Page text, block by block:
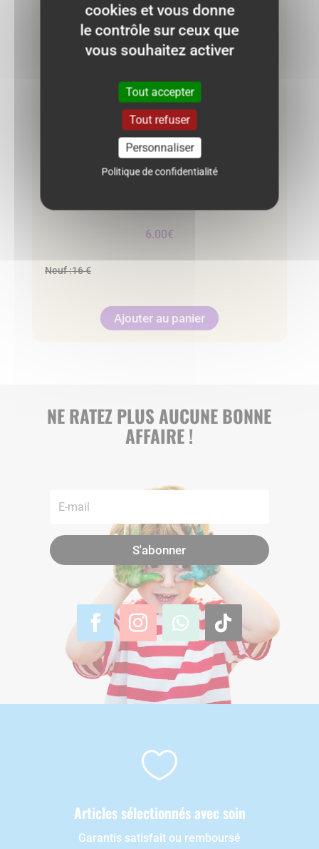
6.00€
Neuf :16 €
Ajouter au panier
NE RATEZ PLUS AUCUNE BONNE
AFFAIRE !
S'abonner

Articles sélectionnés avec soin
Garantis satisfait ou remboursé
cookies et vous donne
le contrôle sur ceux que
vous souhaitez activer
Tout accepter
Tout refuser
Personnaliser
Politique de confidentialité